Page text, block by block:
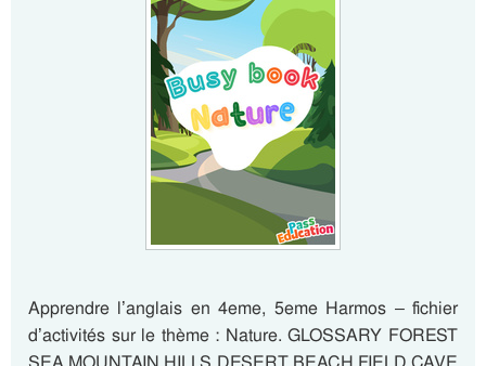
Apprendre l’anglais en 4eme, 5eme Harmos – fichier
d’activités sur le thème : Nature. GLOSSARY FOREST